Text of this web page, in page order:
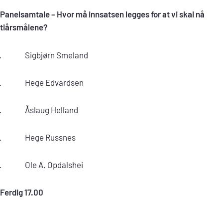
Panelsamtale – Hvor må innsatsen legges for at vi skal nå
tiårsmålene?
· Sigbjørn Smeland
· Hege Edvardsen
· Åslaug Helland
· Hege Russnes
· Ole A. Opdalshei
Ferdig 17.00